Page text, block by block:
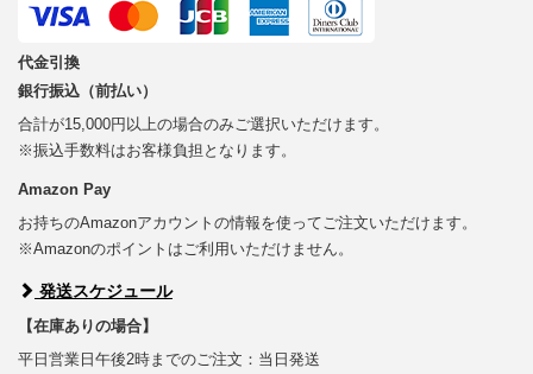
代金引換
銀行振込（前払い）
合計が15,000円以上の場合のみご選択いただけます。
※振込手数料はお客様負担となります。
Amazon Pay
お持ちのAmazonアカウントの情報を使ってご注文いただけます。
※Amazonのポイントはご利用いただけません。
発送スケジュール
【在庫ありの場合】
平日営業日午後2時までのご注文：当日発送